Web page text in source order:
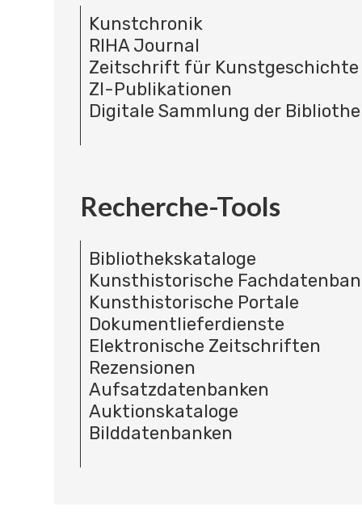
Kunstchronik
RIHA Journal
Zeitschrift für Kunstgeschichte
ZI-Publikationen
Digitale Sammlung der
Recherche-Tools
Bibliothekskataloge
Kunsthistorische
Kunsthistorische Portale
Dokumentlieferdienste
Elektronische Zeitschriften
Rezensionen
Aufsatzdatenbanken
Auktionskataloge
Bilddatenbanken